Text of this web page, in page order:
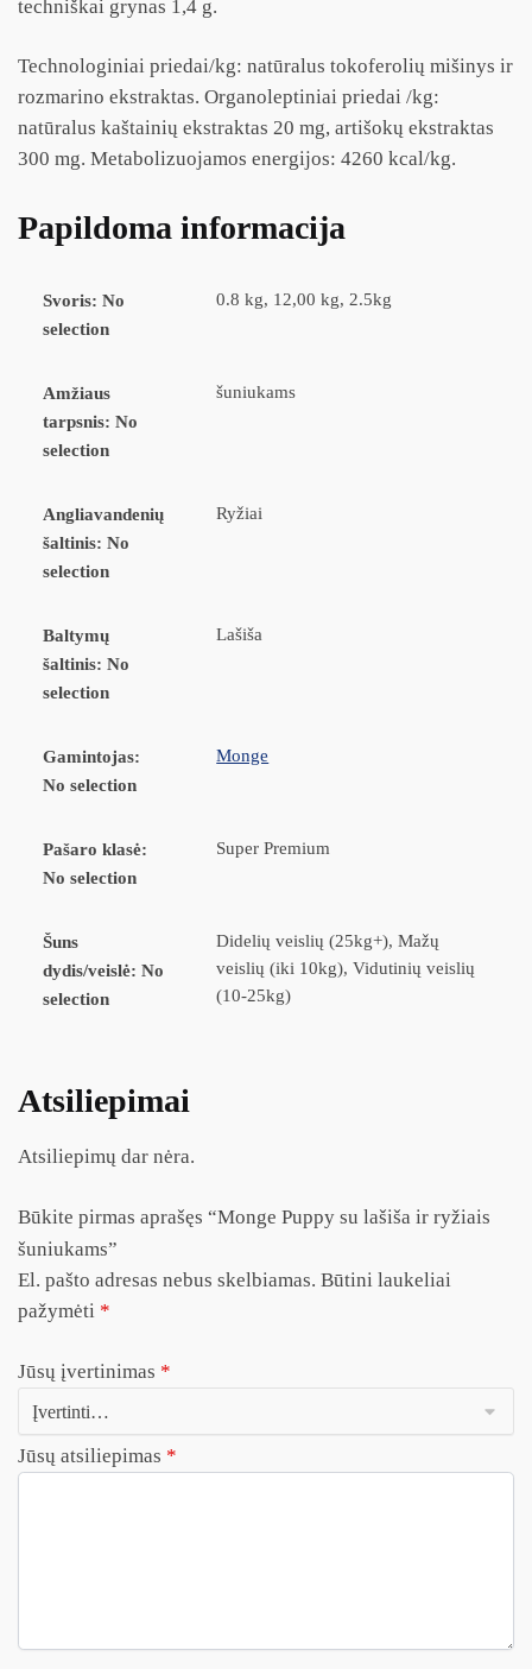
techniškai grynas 1,4 g.
Technologiniai priedai/kg: natūralus tokoferolių mišinys ir
rozmarino ekstraktas. Organoleptiniai priedai /kg:
natūralus kaštainių ekstraktas 20 mg, artišokų ekstraktas
300 mg. Metabolizuojamos energijos: 4260 kcal/kg.
Papildoma informacija
Svoris: No
selection
0.8 kg, 12,00 kg, 2.5kg
Amžiaus
tarpsnis: No
selection
šuniukams
Angliavandenių
šaltinis: No
selection
Ryžiai
Baltymų
šaltinis: No
selection
Lašiša
Gamintojas:
No selection
Monge
Pašaro klasė:
No selection
Super Premium
Šuns
dydis/veislė: No
selection
Didelių veislių (25kg+), Mažų
veislių (iki 10kg), Vidutinių veislių
(10-25kg)
Atsiliepimai
Atsiliepimų dar nėra.
Būkite pirmas aprašęs “Monge Puppy su lašiša ir ryžiais
šuniukams”
El. pašto adresas nebus skelbiamas. Būtini laukeliai
pažymėti *
Jūsų įvertinimas *
Jūsų atsiliepimas *